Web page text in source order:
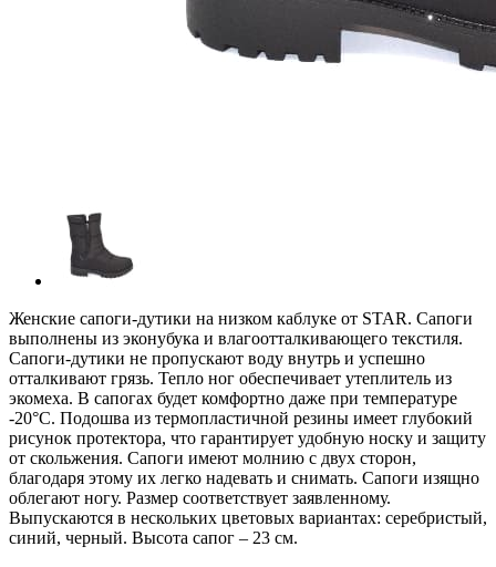
Женские сапоги-дутики на низком каблуке от STAR. Сапоги
выполнены из эконубука и влагоотталкивающего текстиля.
Сапоги-дутики не пропускают воду внутрь и успешно
отталкивают грязь. Тепло ног обеспечивает утеплитель из
экомеха. В сапогах будет комфортно даже при температуре
-20°С. Подошва из термопластичной резины имеет глубокий
рисунок протектора, что гарантирует удобную носку и защиту
от скольжения. Сапоги имеют молнию с двух сторон,
благодаря этому их легко надевать и снимать. Сапоги изящно
облегают ногу. Размер соответствует заявленному.
Выпускаются в нескольких цветовых вариантах: серебристый,
синий, черный. Высота сапог – 23 см.